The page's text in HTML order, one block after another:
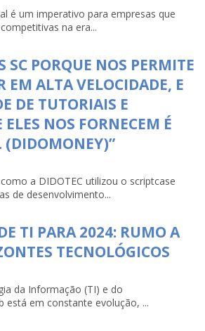
é um imperativo para empresas que
na era...
SC PORQUE NOS PERMITE
EM ALTA VELOCIDADE, E
DE TUTORIAIS E
ELES NOS FORNECEM É
(DIDOMONEY)”
a DIDOTEC utilizou o scriptcase
de desenvolvimento...
TI PARA 2024: RUMO A
TECNOLÓGICOS
da Informação (TI) e do
está em constante evolução, ...